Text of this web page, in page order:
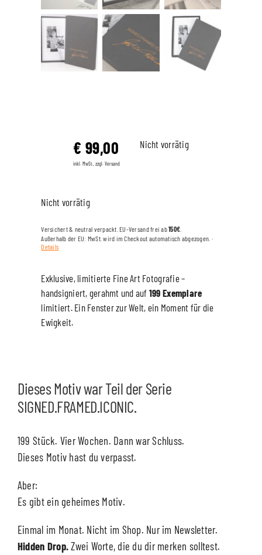
€ 99,00
inkl. MwSt., zzgl. Versand
Nicht vorrätig
Nicht vorrätig
Versichert & neutral verpackt. EU-Versand frei ab150€
Außerhalb der EU: MwSt. wird im Checkout automatisch abgezogen. ·
Details
Exklusive, limitierte Fine Art Fotografie –
handsigniert, gerahmt und auf 199 Exemplare
limitiert. Ein Fenster zur Welt, ein Moment für die
Ewigkeit.
Dieses Motiv war Teil der Serie
SIGNED.FRAMED.ICONIC.
199 Stück. Vier Wochen. Dann war Schluss.
Dieses Motiv hast du verpasst.
Aber:
Es gibt ein geheimes Motiv.
Einmal im Monat. Nicht im Shop. Nur im Newsletter.
Hidden Drop.Zwei Worte, die du dir merken solltest.